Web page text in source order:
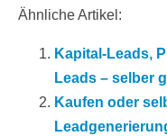
Ähnliche Artikel:
Kapital-Leads,
Leads – selber
Kaufen oder